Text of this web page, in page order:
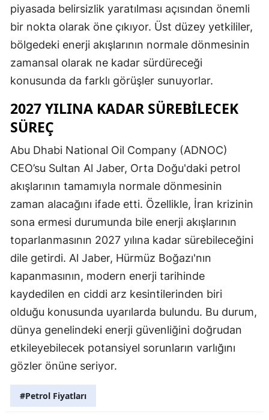
piyasada belirsizlik yaratılması açısından önemli
bir nokta olarak öne çıkıyor. Üst düzey yetkililer,
bölgedeki enerji akışlarının normale dönmesinin
zamansal olarak ne kadar sürdüreceği
konusunda da farklı görüşler sunuyorlar.
2027 YILINA KADAR SÜREBILECEK
SÜREÇ
Abu Dhabi National Oil Company (ADNOC)
CEO’su Sultan Al Jaber, Orta Doğu'daki petrol
akışlarının tamamıyla normale dönmesinin
zaman alacağını ifade etti. Özellikle, İran krizinin
sona ermesi durumunda bile enerji akışlarının
toparlanmasının 2027 yılına kadar sürebileceğini
dile getirdi. Al Jaber, Hürmüz Boğazı'nın
kapanmasının, modern enerji tarihinde
kaydedilen en ciddi arz kesintilerinden biri
olduğu konusunda uyarılarda bulundu. Bu durum,
dünya genelindeki enerji güvenliğini doğrudan
etkileyebilecek potansiyel sorunların varlığını
gözler önüne seriyor.
#Petrol Fiyatları